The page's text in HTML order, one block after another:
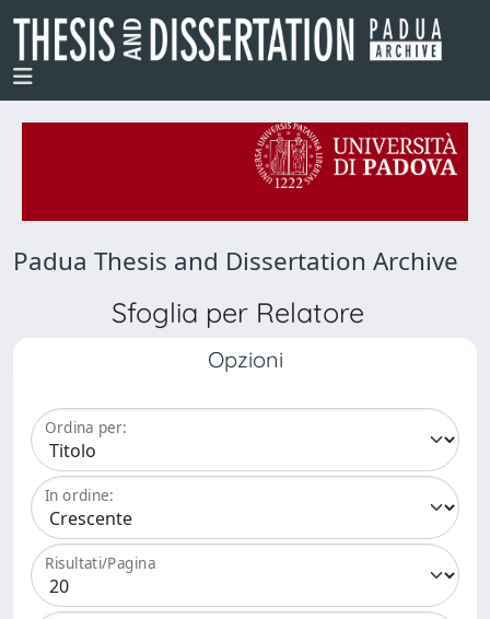
Padua Thesis and Dissertation Archive
Sfoglia per Relatore
Opzioni
Ordina per:
In ordine:
Risultati/Pagina